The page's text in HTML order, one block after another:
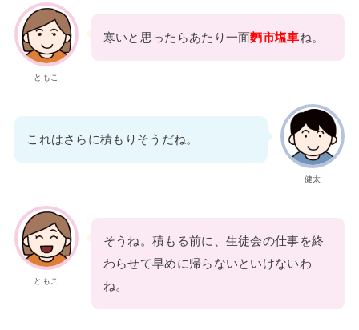
ともこ
寒いと思ったらあたり一面麪市塩車ね。
健太
これはさらに積もりそうだね。
ともこ
そうね。積もる前に、生徒会の仕事を終
わらせて早めに帰らないといけないわ
ね。